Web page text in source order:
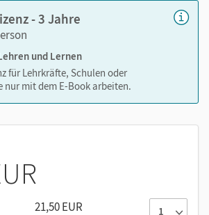
Üben als PDF
zu den Aufgaben im Schulbuch
platziert
als klickbare Links zu weiterführenden
wie Videos, Audios, Animationen,
Statistiken etc.
Vorwissens
zu den Check-out-Seiten zur
Kapitelinhalte
- 3 Jahre
und Lernen
für Lehrkräfte, Schulen oder
nur mit dem E-Book arbeiten.
21,50 EUR